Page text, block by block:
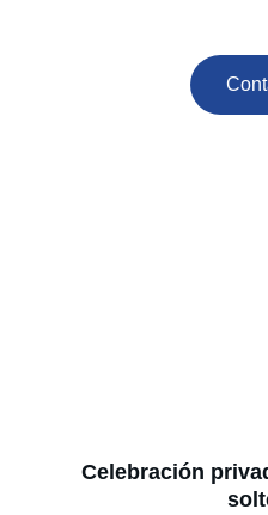
Celebración